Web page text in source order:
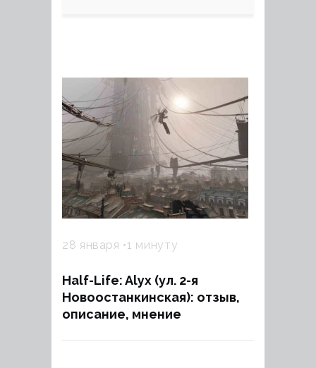
28 января 1 минуту
Half-Life: Alyx (ул. 2-я
Новоостанкинская): отзыв,
описание, мнение